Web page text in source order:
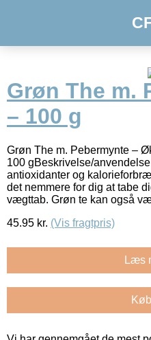
Grøn The m.
– 100 g
Grøn The m. Pebermynte –
100 gBeskrivelse/
antioxidanter og
det nemmere for dig at tabe
vægttab. Grøn te kan også
45.95 kr. (Vis fragtpris)
Læs